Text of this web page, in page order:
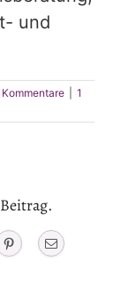
und
1
PinterestEmail